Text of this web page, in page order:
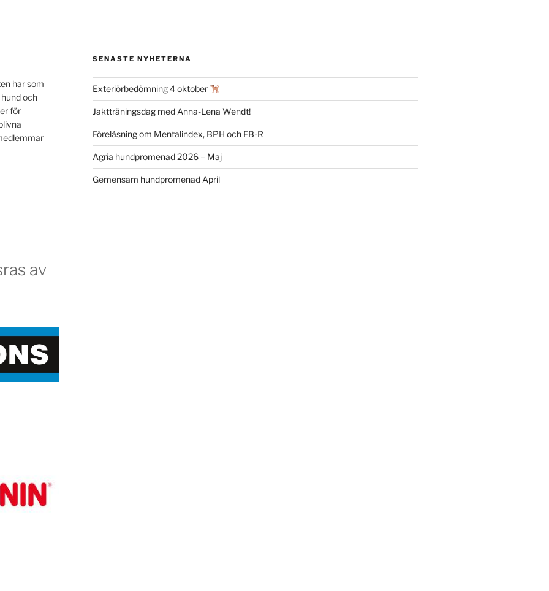
har som
och
för
av
SENASTE NYHETERNA
Exteriörbedömning 4 oktober
Jaktträningsdag med Anna-Lena Wendt!
Föreläsning om Mentalindex, BPH och FB-R
Agria hundpromenad 2026 – Maj
Gemensam hundpromenad April